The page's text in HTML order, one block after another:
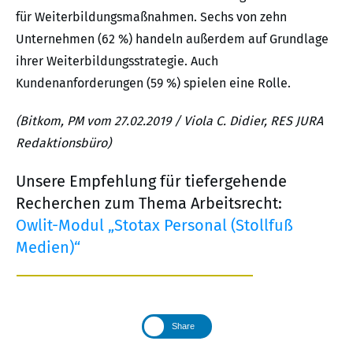
für Weiterbildungsmaßnahmen. Sechs von zehn
Unternehmen (62 %) handeln außerdem auf Grundlage
ihrer Weiterbildungsstrategie. Auch
Kundenanforderungen (59 %) spielen eine Rolle.
(Bitkom, PM vom 27.02.2019 / Viola C. Didier, RES JURA
Redaktionsbüro)
Unsere Empfehlung für tiefergehende
Recherchen zum Thema Arbeitsrecht:
Owlit-Modul „Stotax Personal (Stollfuß
Medien)“
Share